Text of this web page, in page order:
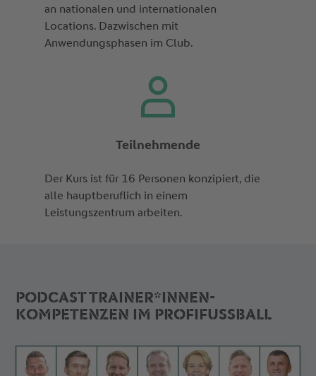
an nationalen und internationalen
Locations. Dazwischen mit
Anwendungsphasen im Club.
Teilnehmende
Der Kurs ist für 16 Personen konzipiert, die
alle hauptberuflich in einem
Leistungszentrum arbeiten.
PODCAST TRAINER*INNEN-
KOMPETENZEN IM PROFIFUSSBALL